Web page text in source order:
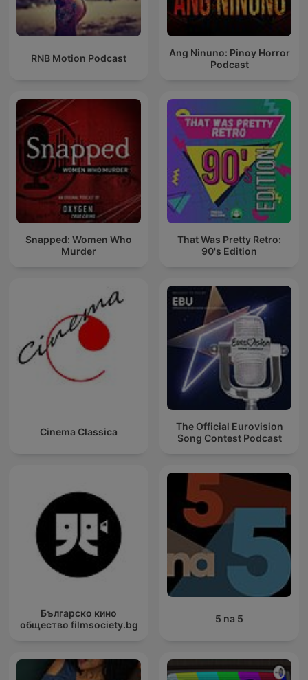
RNB Motion Podcast
Ang Ninuno: Pinoy Horror
Podcast
Snapped: Women Who
Murder
That Was Pretty Retro:
90's Edition
Cinema Classica
The Official Eurovision
Song Contest Podcast
Българско кино
общество filmsociety.bg
5 na 5